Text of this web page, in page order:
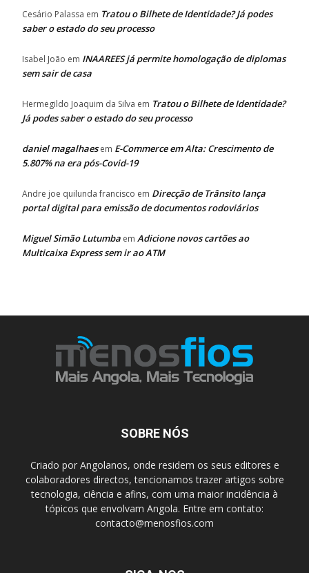
Cesário Palassa em Tratou o Bilhete de Identidade? Já podes
saber o estado do seu processo
Isabel João em INAAREES já permite homologação de diplomas
sem sair de casa
Hermegildo Joaquim da Silva em Tratou o Bilhete de Identidade?
Já podes saber o estado do seu processo
daniel magalhaesem E-Commerce em Alta: Crescimento de
5.807% na era pós-Covid-19
Andre joe quilunda francisco em Direcção de Trânsito lança
portal digital para emissão de documentos rodoviários
Miguel Simão Lutumba em Adicione novos cartões ao
Multicaixa Express sem ir ao ATM
SOBRE NÓS
Criado por Angolanos, onde residem os seus editores e
colaboradores directos, tencionamos trazer artigos sobre
tecnologia, ciência e afins, com uma maior incidência à
tópicos que envolvam Angola. Entre em contato:
contacto@menosfios.com